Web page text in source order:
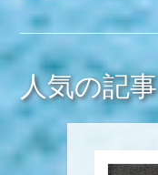
人気の記事